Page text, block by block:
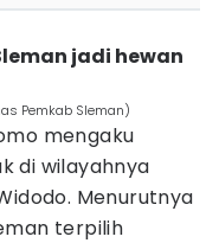
jadi hewan
Pemkab Sleman)
mengaku
di wilayahnya
Menurutnya
terpilih